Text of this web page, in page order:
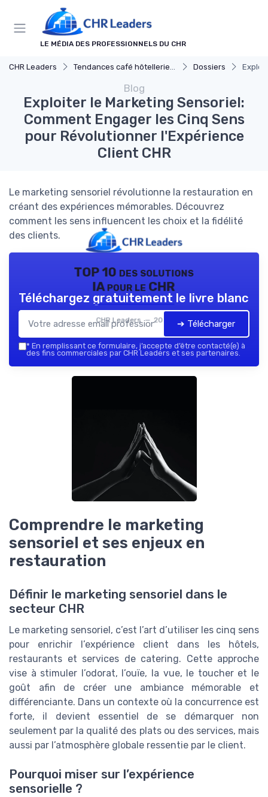
LE MÉDIA DES PROFESSIONNELS DU CHR
CHR Leaders Tendances café hôtellerie et restauration Dossiers
Blog
Exploiter le Marketing Sensoriel:
Comment Engager les Cinq Sens
pour Révolutionner l'Expérience
Client CHR
Le marketing sensoriel révolutionne la restauration en
créant des expériences mémorables. Découvrez
comment les sens influencent les choix et la fidélité
des clients.
TOP 10 des solutions
IA pour le CHR
CHR Leaders — 2026
Téléchargez gratuitement le livre blanc
➔ Télécharger
* En remplissant ce formulaire, j’accepte d’être contacté(e) à
des fins commerciales par CHR Leaders et ses partenaires.
Comprendre le marketing
sensoriel et ses enjeux en
restauration
Définir le marketing sensoriel dans le
secteur CHR
Le marketing sensoriel, c’est l’art d’utiliser les cinq sens
pour enrichir l’expérience client dans les hôtels,
restaurants et services de catering. Cette approche
vise à stimuler l’odorat, l’ouïe, la vue, le toucher et le
goût afin de créer une ambiance mémorable et
différenciante. Dans un contexte où la concurrence est
forte, il devient essentiel de se démarquer non
seulement par la qualité des plats ou des services, mais
aussi par l’atmosphère globale ressentie par le client.
Pourquoi miser sur l’expérience
sensorielle ?
Panneau de gestion des cookies